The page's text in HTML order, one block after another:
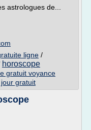
astrologues de...
ligne /
horoscope
gratuit voyance
gratuit